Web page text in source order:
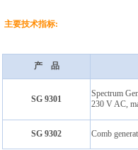
主要技术指标:
产 品
SG 9301
Spectrum
230 V AC,
SG 9302 Comb